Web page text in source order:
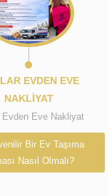
EVDEN EVE
NAKLIYAT
Evden Eve Nakliyat
Bir Ev Taşıma
Nasıl Olmalı?